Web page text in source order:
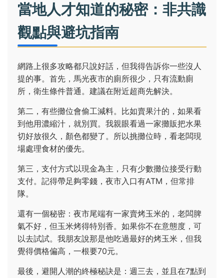
當地人才知道的秘密：非共識
觀點與避坑指南
網路上很多攻略都只說好話，但我得告訴你一些沒人
提的事。首先，馬光夜市的廁所很少，只有流動廁
所，衛生條件普通。建議在附近超商先解決。
第二，有些攤位會偷工減料。比如賣果汁的，如果看
到他用濃縮汁，就別買。我親眼看過一家攤販把水果
切好放很久，顏色都變了。所以挑攤位時，看老闆現
場處理食材的優先。
第三，支付方式以現金為主，只有少數攤位接受行動
支付。記得帶足夠零錢，夜市入口有ATM，但常排
隊。
還有一個秘密：夜市尾端有一家賣烤玉米的，老闆脾
氣不好，但玉米烤得特別香。如果你不在意態度，可
以去試試。我朋友說那是他吃過最好的烤玉米，但我
覺得價格偏高，一根要70元。
最後，避開人潮的終極秘訣是：週三去，並且在7點到